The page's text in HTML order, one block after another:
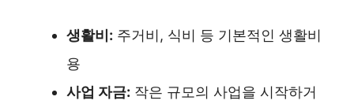
생활비: 주거비, 식비 등 기본적인 생활비
용
사업 자금: 작은 규모의 사업을 시작하거